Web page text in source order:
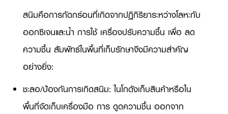
สนิมคือการกัดกร่อนที่เกิดจากปฏิกิริยาระหว่างโลหะกับ
ออกซิเจนและน้ำ การใช้ เครื่องปรับความชื้น เพื่อ ลด
ความชื้น สัมพัทธ์ในพื้นที่เก็บรักษาจึงมีความสำคัญ
อย่างยิ่ง:
ชะลอ/ป้องกันการเกิดสนิม: ในโกดังเก็บสินค้าหรือใน
พื้นที่จัดเก็บเครื่องมือ การ ดูดความชื้น ออกจาก